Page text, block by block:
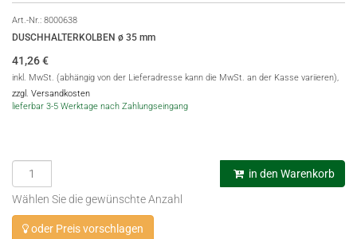
Art.-Nr.: 8000638
DUSCHHALTERKOLBEN ø 35 mm
41,26€
inkl. MwSt. (abhängig von der Lieferadresse kann die MwSt. an der Kasse variieren),
zzgl. Versandkosten
lieferbar 3-5 Werktage nach Zahlungseingang
in den Warenkorb
Wählen Sie die gewünschte Anzahl
oder Preis vorschlagen